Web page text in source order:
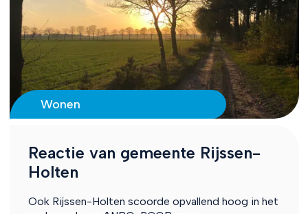
Wonen
Reactie van gemeente Rijssen-
Holten
Ook Rijssen-Holten scoorde opvallend hoog in het